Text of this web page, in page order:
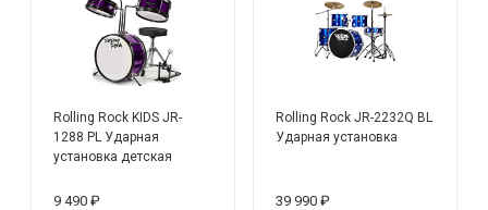
Rolling Rock KIDS JR-
1288 PL Ударная
установка детская
9 490 ₽
Rolling Rock JR-2232Q BL
Ударная установка
39 990 ₽